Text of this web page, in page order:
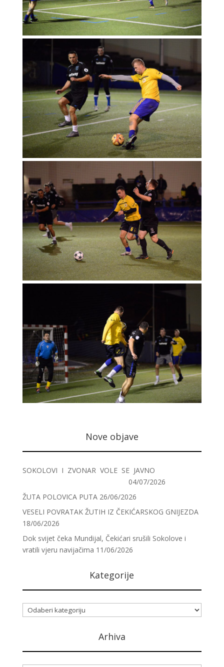
Nove objave
SOKOLOVI I ZVONAR VOLE SE JAVNO
04/07/2026
ŽUTA POLOVICA PUTA 26/06/2026
VESELI POVRATAK ŽUTIH IZ ČEKIĆARSKOG GNIJEZDA
18/06/2026
Dok svijet čeka Mundijal, Čekićari srušili Sokolove i
vratili vjeru navijačima 11/06/2026
Kategorije
Kategorije
Arhiva